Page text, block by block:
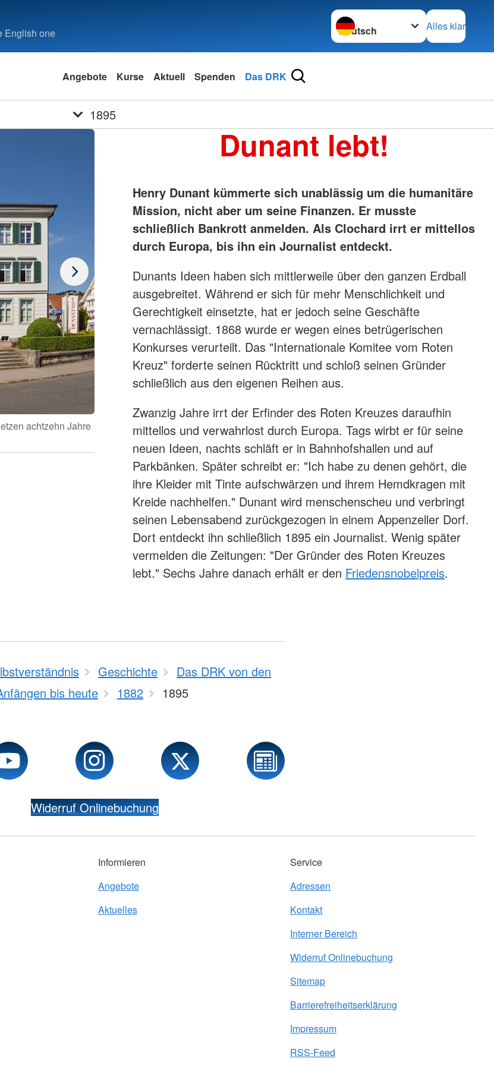
English one
Sprache wechseln zu
Alles klar
Angebote Kurse Aktuell Spenden Das DRK
1895
achtzehn Jahre
Das Henry-Dunant-Museum in Heiden bewahrt etliche Objekte aus der Hinterlassenschaft
des Begründers des Roten Kreuzes (Jörg F. Müller / DRK)
Dunant lebt!
Henry Dunant kümmerte sich unablässig um die humanitäre
Mission, nicht aber um seine Finanzen. Er musste
schließlich Bankrott anmelden. Als Clochard irrt er mittellos
durch Europa, bis ihn ein Journalist entdeckt.
Dunants Ideen haben sich mittlerweile über den ganzen Erdball
ausgebreitet. Während er sich für mehr Menschlichkeit und
Gerechtigkeit einsetzte, hat er jedoch seine Geschäfte
vernachlässigt. 1868 wurde er wegen eines betrügerischen
Konkurses verurteilt. Das "Internationale Komitee vom Roten
Kreuz" forderte seinen Rücktritt und schloß seinen Gründer
schließlich aus den eigenen Reihen aus.
Zwanzig Jahre irrt der Erfinder des Roten Kreuzes daraufhin
mittellos und verwahrlost durch Europa. Tags wirbt er für seine
neuen Ideen, nachts schläft er in Bahnhofshallen und auf
Parkbänken. Später schreibt er: "Ich habe zu denen gehört, die
ihre Kleider mit Tinte aufschwärzen und ihrem Hemdkragen mit
Kreide nachhelfen." Dunant wird menschenscheu und verbringt
seinen Lebensabend zurückgezogen in einem Appenzeller Dorf.
Dort entdeckt ihn schließlich 1895 ein Journalist. Wenig später
vermelden die Zeitungen: "Der Gründer des Roten Kreuzes
lebt." Sechs Jahre danach erhält er den Friedensnobelpreis.
Geschichte
Das DRK von den
bis heute
1882 1895
Widerruf Onlinebuchung
Informieren
Angebote
Aktuelles
Service
Adressen
Kontakt
Interner Bereich
Widerruf Onlinebuchung
Sitemap
Barrierefreiheitserklärung
Impressum
RSS-Feed